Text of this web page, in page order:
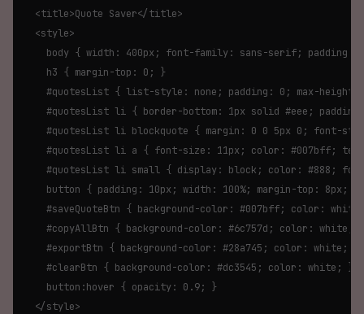
  <title>Quote Saver</title>
  <style>
body { width: 400px; font-family: sans-serif; padding:
    h3 { margin-top: 0; }
#quotesList { list-style: none; padding: 0; max-
#quotesList li { border-bottom: 1px solid #eee;
#quotesList li blockquote { margin: 0 0 5px 0; font-
#quotesList li a { font-size: 11px; color: #007bff;
#quotesList li small { display: block; color: #888;
button { padding: 10px; width: 100%; margin-top: 8px;
#saveQuoteBtn { background-color: #007bff; color:
    #copyAllBtn { background-color: #6c757d; color: white; }
    #exportBtn { background-color: #28a745; color: white; }
    #clearBtn { background-color: #dc3545; color: white; }
    button:hover { opacity: 0.9; }
  </style>